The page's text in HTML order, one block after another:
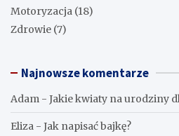
Motoryzacja (18)
Zdrowie (7)
Najnowsze komentarze
Adam - Jakie kwiaty na urodziny
Eliza - Jak napisać bajkę?